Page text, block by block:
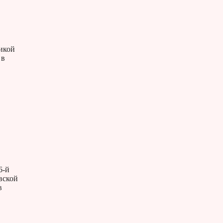
й